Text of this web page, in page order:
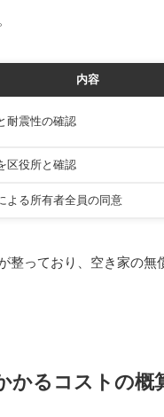
内容
耐震性の確認
区役所と確認
よる所有者全員の同意
整っており、空き家の
かるコストの概